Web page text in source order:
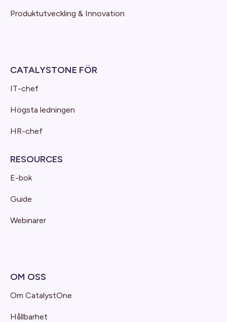
Produktutveckling & Innovation
CATALYSTONE FÖR
IT-chef
Högsta ledningen
HR-chef
RESOURCES
E-bok
Guide
Webinarer
OM OSS
Om CatalystOne
Hållbarhet